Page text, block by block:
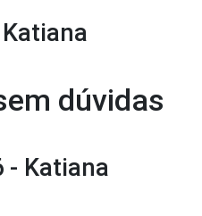
dúvidas
- Katiana